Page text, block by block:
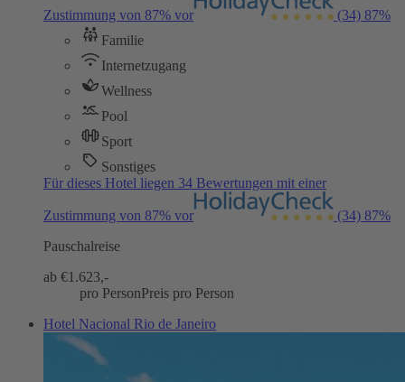
Zustimmung von 87% vor (34) 87%
Familie
Internetzugang
Wellness
Pool
Sport
Sonstiges
Für dieses Hotel liegen 34 Bewertungen mit einer
Zustimmung von 87% vor (34) 87%
Pauschalreise
ab €1.623,-
pro PersonPreis pro Person
Hotel Nacional Rio de Janeiro